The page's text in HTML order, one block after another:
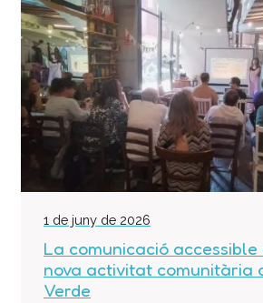
1 de juny de 2026
La comunicació
nova activitat comunitària
Verde